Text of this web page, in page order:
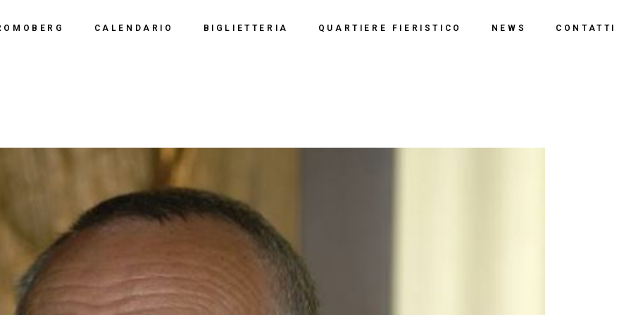
CALENDARIO
Calendario 2022
Calendario 2021
Calendario 2019
BIGLIETTERIA QUARTIERE FIERISTICO NEWS CONTATTI
Calendario 2026
Calendario 2019
Polo Espositivo